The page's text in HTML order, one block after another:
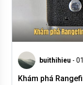
buithihieu -
Khám phá